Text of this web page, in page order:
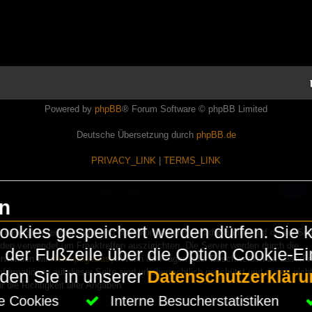
Powered by phpBB® Forum Software © phpBB Limited
Deutsche Übersetzung durch phpBB.de
PRIVACY_LINK TERMS_LINK
Wir sind nicht kommerziell und die Banner auf dieser
verwendet um Freaktreffen auszurichten. Die Server werden durch die
wirHomepageEasy. Wenn Ihr Fragen oder Beschwerden zu
auf dieser Seite sind urheberrechtlich geschützt und dürfen
die Richtigkeit aller Angaben.
gespeichert werden dürfen. Sie
Fußzeile über die Option Cookie-
Sie in unserer
Cookies Interne Besucherstatistiken